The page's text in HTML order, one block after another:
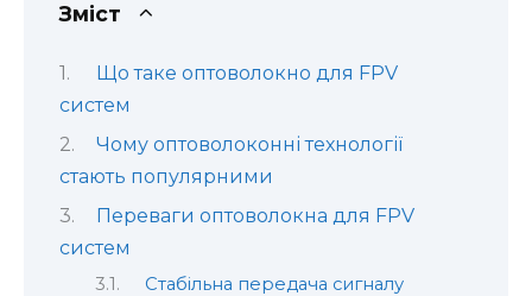
Зміст
Що таке оптоволокно для FPV
систем
Чому оптоволоконні технології
стають популярними
Переваги оптоволокна для FPV
систем
Стабільна передача сигналу